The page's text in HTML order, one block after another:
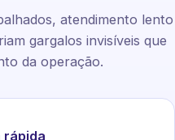
atendimento lento
gargalos invisíveis que
da operação.
rápida